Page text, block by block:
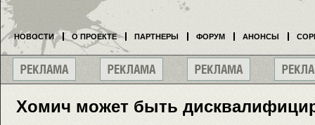
Хомич может быть
НОВОСТИ О ПРОЕКТЕ ПАРТНЕРЫ ФОРУМ АНОНСЫ